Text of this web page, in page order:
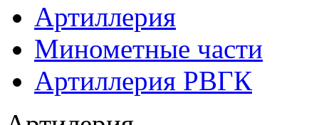
Артиллерия
Минометные части
Артиллерия РВГК